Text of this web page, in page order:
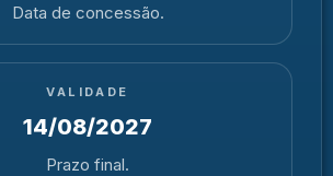
Data de concessão.
VALIDADE
14/08/2027
Prazo final.